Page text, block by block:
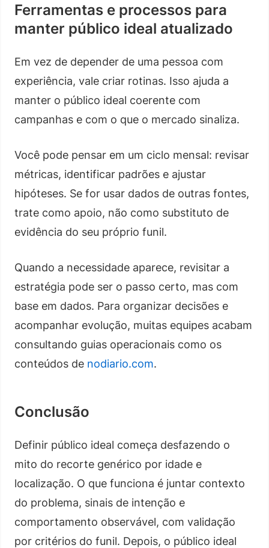
Ferramentas e processos para
manter público ideal atualizado
Em vez de depender de uma pessoa com
experiência, vale criar rotinas. Isso ajuda a
manter o público ideal coerente com
campanhas e com o que o mercado sinaliza.
Você pode pensar em um ciclo mensal: revisar
métricas, identificar padrões e ajustar
hipóteses. Se for usar dados de outras fontes,
trate como apoio, não como substituto de
evidência do seu próprio funil.
Quando a necessidade aparece, revisitar a
estratégia pode ser o passo certo, mas com
base em dados. Para organizar decisões e
acompanhar evolução, muitas equipes acabam
consultando guias operacionais como os
conteúdos de nodiario.com.
Conclusão
Definir público ideal começa desfazendo o
mito do recorte genérico por idade e
localização. O que funciona é juntar contexto
do problema, sinais de intenção e
comportamento observável, com validação
por critérios do funil. Depois, o público ideal